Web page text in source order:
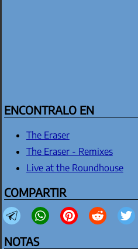
ENCONTRALO EN
The Eraser
The Eraser - Remixes
Live at the Roundhouse
COMPARTIR
NOTAS